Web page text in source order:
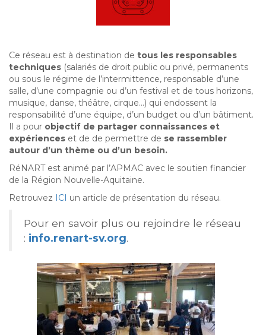
Ce réseau est à destination de tous les responsables
techniques (salariés de droit public ou privé, permanents
ou sous le régime de l’intermittence, responsable d’une
salle, d’une compagnie ou d’un festival et de tous horizons,
musique, danse, théâtre, cirque…) qui endossent la
responsabilité d’une équipe, d’un budget ou d’un bâtiment.
Il a pour objectif de partager connaissances et
expériences et de de permettre de se rassembler
autour d’un thème ou d’un besoin.
RéNART est animé par l’APMAC avec le soutien financier
de la Région Nouvelle-Aquitaine.
Retrouvez ICI un article de présentation du réseau.
Pour en savoir plus ou rejoindre le réseau
: info.renart-sv.org.